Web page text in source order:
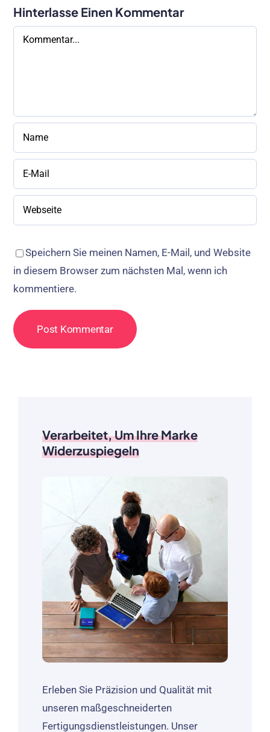
Hinterlasse Einen Kommentar
Kommentar
Speichern Sie meinen Namen, E-Mail, und Website
in diesem Browser zum nächsten Mal, wenn ich
kommentiere.
Verarbeitet, Um Ihre Marke
Widerzuspiegeln
Erleben Sie Präzision und Qualität mit
unseren maßgeschneiderten
Fertigungsdienstleistungen. Unser